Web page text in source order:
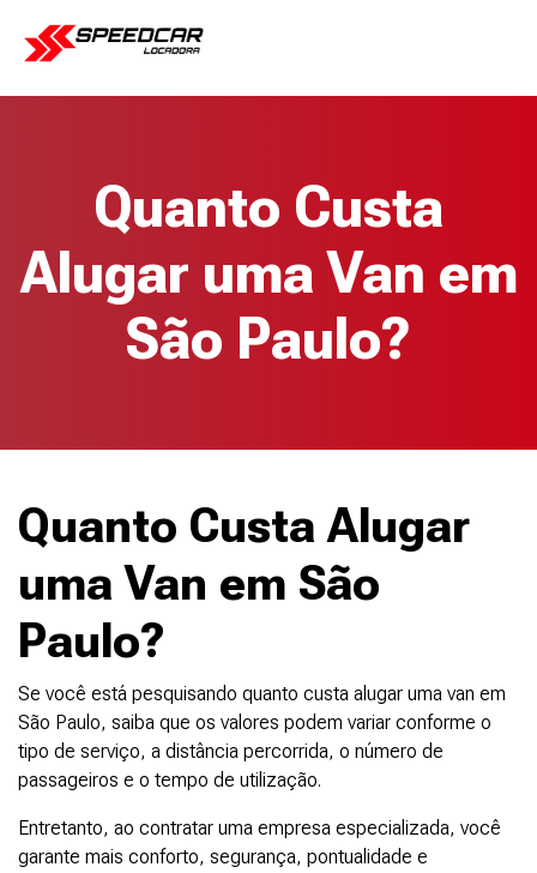
Quanto Custa
Alugar uma Van em
São Paulo?
Quanto Custa Alugar
uma Van em São
Paulo?
Se você está pesquisando quanto custa alugar uma van em
São Paulo, saiba que os valores podem variar conforme o
tipo de serviço, a distância percorrida, o número de
passageiros e o tempo de utilização.
Entretanto, ao contratar uma empresa especializada, você
garante mais conforto, segurança, pontualidade e